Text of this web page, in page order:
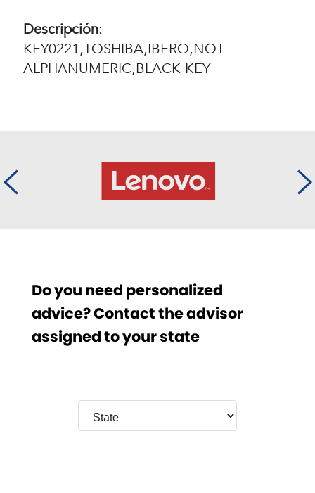
Descripción:
KEY0221,TOSHIBA,IBERO,NOT
ALPHANUMERIC,BLACK KEY
Do you need personalized
advice? Contact the advisor
assigned to your state